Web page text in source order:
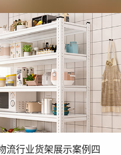
流行业货架展示案例三